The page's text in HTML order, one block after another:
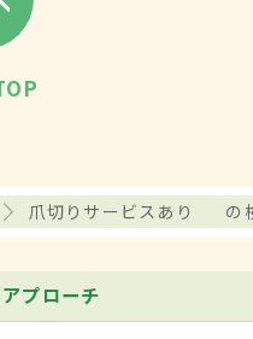
爪切りサービスあり の
プローチ